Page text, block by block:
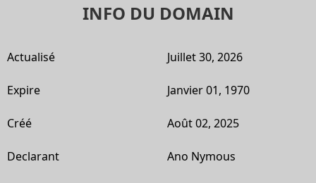
INFO DU DOMAIN
Actualisé Juillet 30, 2026
Expire Janvier 01, 1970
Créé Août 02, 2025
Declarant Ano Nymous